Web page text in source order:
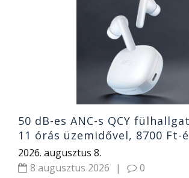
50 dB-es ANC-s QCY
11 órás üzemidővel, 8700 Ft-
2026. augusztus 8.
8 augusztus 2026
| 0